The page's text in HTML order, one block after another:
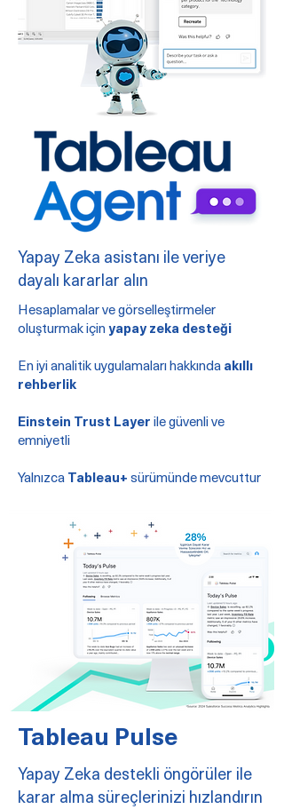
Yapay Zeka asistanı ile veriye
dayalı kararlar alın
Hesaplamalar ve görselleştirmeler
oluşturmak içinyapay zeka desteği
En iyi analitik uygulamaları hakkındaakıllı
rehberlik
Einstein Trust Layerile güvenli ve
emniyetli
YalnızcaTableau+sürümünde mevcuttur
Tableau Pulse
Yapay Zeka destekli öngörüler ile
karar alma süreçlerinizi hızlandırın